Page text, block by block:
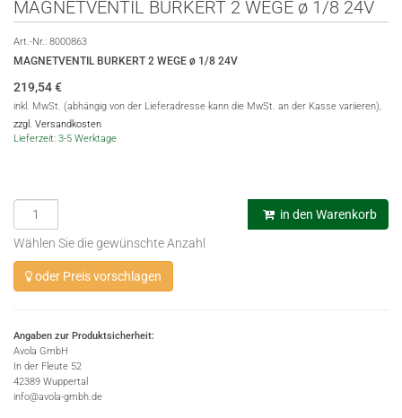
MAGNETVENTIL BURKERT 2 WEGE ø 1/8 24V
Art.-Nr.: 8000863
MAGNETVENTIL BURKERT 2 WEGE ø 1/8 24V
219,54€
inkl. MwSt. (abhängig von der Lieferadresse kann die MwSt. an der Kasse variieren),
zzgl. Versandkosten
Lieferzeit: 3-5 Werktage
in den Warenkorb
Wählen Sie die gewünschte Anzahl
oder Preis vorschlagen
Angaben zur Produktsicherheit:
Avola GmbH
In der Fleute 52
42389 Wuppertal
info@avola-gmbh.de